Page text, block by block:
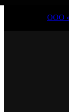
ООО